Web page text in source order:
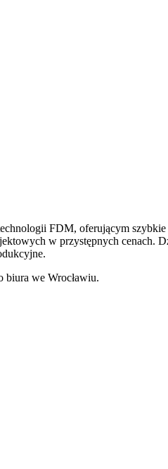
FDM, oferującym
w przystępnych cenach.
biura we Wrocławiu.